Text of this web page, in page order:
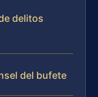
delitos
del bufete